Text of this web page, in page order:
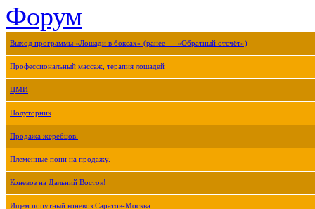
Форум
Выход программы «Лошади в боксах» (ранее — «Обратный отсчёт»)
Профессиональный массаж, терапия лошадей
ЦМИ
Полуторник
Продажа жеребцов.
Племенные пони на продажу.
Коневоз на Дальний Восток!
Ищем попутный коневоз Саратов-Москва